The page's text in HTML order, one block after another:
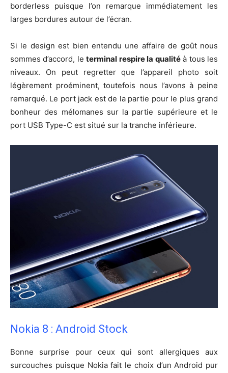
borderless puisque l’on remarque immédiatement les
larges bordures autour de l’écran.
Si le design est bien entendu une affaire de goût nous
sommes d’accord, leterminal respire la qualitéà tous les
niveaux. On peut regretter que l’appareil photo soit
légèrement proéminent, toutefois nous l’avons à peine
remarqué. Le port jack est de la partie pour le plus grand
bonheur des mélomanes sur la partie supérieure et le
port USB Type-C est situé sur la tranche inférieure.
Nokia 8 : Android Stock
Bonne surprise pour ceux qui sont allergiques aux
surcouches puisque Nokia fait le choix d’un Android pur